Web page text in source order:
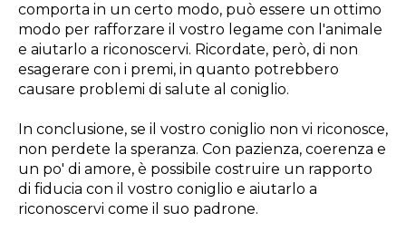
comporta in un certo modo, può essere un ottimo
modo per rafforzare il vostro legame con l'animale
e aiutarlo a riconoscervi. Ricordate, però, di non
esagerare con i premi, in quanto potrebbero
causare problemi di salute al coniglio.
In conclusione, se il vostro coniglio non vi riconosce,
non perdete la speranza. Con pazienza, coerenza e
un po' di amore, è possibile costruire un rapporto
di fiducia con il vostro coniglio e aiutarlo a
riconoscervi come il suo padrone.